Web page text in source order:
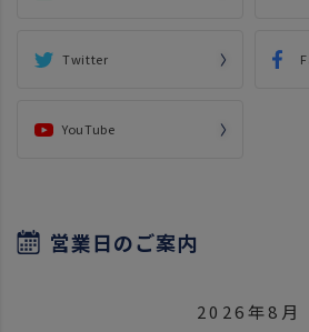
Twitter
YouTube
営業日のご案内
2026年8月